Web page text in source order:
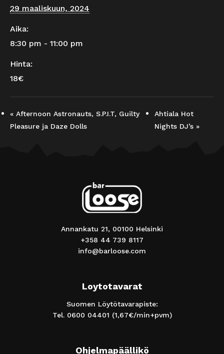
29 maaliskuun, 2024
Aika:
8:30 pm - 11:00 pm
Hinta:
18€
« Afternoon Astronauts, S.P.I.T, Guilty
Pleasure ja Daze Dolls
Ahtiala Hot
Nights DJ’s »
Annankatu 21, 00100 Helsinki
+358 44 739 8117
info@barloose.com
Loytotavarat
Suomen Löytötavarapiste:
Tel. 0600 04401 (1,67€/min+pvm)
Ohjelmapäällikö